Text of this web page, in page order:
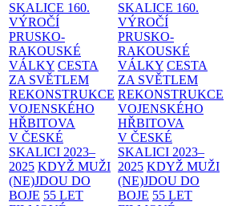
SKALICE 160.
VÝROČÍ
PRUSKO-
RAKOUSKÉ
VÁLKY CESTA
ZA SVĚTLEM
REKONSTRUKCE
VOJENSKÉHO
HŘBITOVA
V ČESKÉ
SKALICI 2023–
2025 KDYŽ MUŽI
(NE)JDOU DO
BOJE 55 LET
SKALICE 160.
VÝROČÍ
PRUSKO-
RAKOUSKÉ
VÁLKY CESTA
ZA SVĚTLEM
REKONSTRUKCE
VOJENSKÉHO
HŘBITOVA
V ČESKÉ
SKALICI 2023–
2025 KDYŽ MUŽI
(NE)JDOU DO
BOJE 55 LET